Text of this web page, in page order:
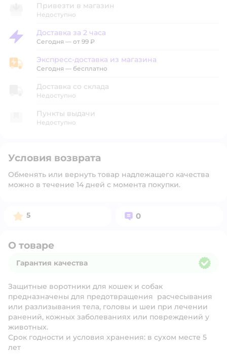
Привезти в магазин
Недоступно
Доставка за 2 часа
Доставка за 2 часа
Сегодня — от 99 ₽
Экспресс-доставка из магазина
Экспресс-доставка из магазина
Сегодня — бесплатно
Доставка со склада
Недоступно
Пункты выдачи
Недоступно
Условия возврата
Обменять или вернуть товар надлежащего качества
можно в течение 14 дней с момента покупки.
Рейтинг:
5 Вопросов:
0
О товаре
Гарантия качества
Защитные воротники для кошек и собак
предназначены для предотвращения расчесывания
или разлизывания тела, головы и шеи при лечении
ранений, кожных заболеваниях или повреждений у
животных.
Срок годности и условия хранения: в сухом месте 5
лет